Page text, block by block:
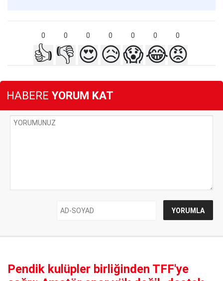
0 0 0 0 0 0 0
👍 👎 😍😥😱😂😡
HABERE YORUM KAT
Pendik kulüpler birliğinden TFF'ye